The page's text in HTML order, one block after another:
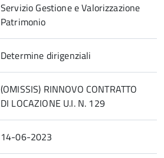
Servizio Gestione e Valorizzazione
Patrimonio
Determine dirigenziali
(OMISSIS) RINNOVO CONTRATTO
DI LOCAZIONE U.I. N. 129
14-06-2023